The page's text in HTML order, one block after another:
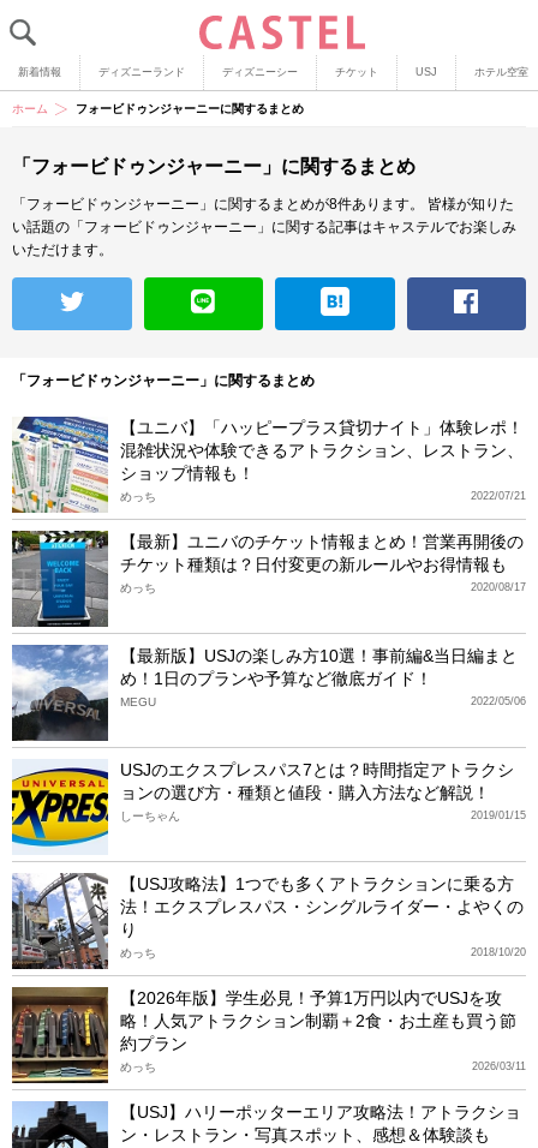
新着情報 ディズニーランド ディズニーシー チケット USJ ホテル空室
ホーム フォービドゥンジャーニーに関するまとめ
「フォービドゥンジャーニー」に関するまとめ
「フォービドゥンジャーニー」に関するまとめが8件あります。
皆様が知りた
い話題の「フォービドゥンジャーニー」に関する記事はキャステルでお楽しみ
いただけます。
「フォービドゥンジャーニー」に関するまとめ
【ユニバ】「ハッピープラス貸切ナイト」体験レポ！
混雑状況や体験できるアトラクション、レストラン、
ショップ情報も！
2022/07/21
めっち
【最新】ユニバのチケット情報まとめ！営業再開後の
チケット種類は？日付変更の新ルールやお得情報も
2020/08/17
めっち
【最新版】USJの楽しみ方10選！事前編&当日編まと
め！1日のプランや予算など徹底ガイド！
2022/05/06
MEGU
USJのエクスプレスパス7とは？時間指定アトラクシ
ョンの選び方・種類と値段・購入方法など解説！
2019/01/15
しーちゃん
【USJ攻略法】1つでも多くアトラクションに乗る方
法！エクスプレスパス・シングルライダー・よやくの
り
2018/10/20
めっち
【2026年版】学生必見！予算1万円以内でUSJを攻
略！人気アトラクション制覇＋2食・お土産も買う節
約プラン
2026/03/11
めっち
【USJ】ハリーポッターエリア攻略法！アトラクショ
ン・レストラン・写真スポット、感想＆体験談も